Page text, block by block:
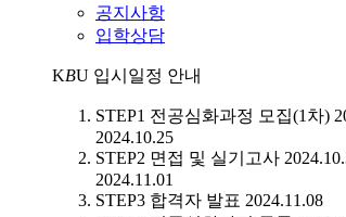
공지사항
입학상담
KBU 입시일정 안내
STEP1 전공심화과정 모집(1차)
2024.10.25
STEP2 면접 및 실기고사
2024.11.01
STEP3 합격자 발표 2024.11.08